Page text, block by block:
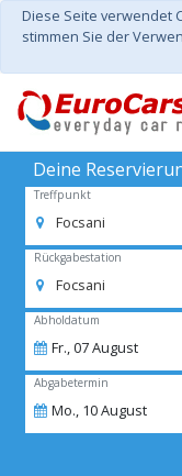
Diese Seite verwendet
stimmen Sie der
Deine
Treffpunkt
Focsani
Rückgabestation
Focsani
Abholdatum
Fr.,07August
Abgabetermin
Mo., 10August